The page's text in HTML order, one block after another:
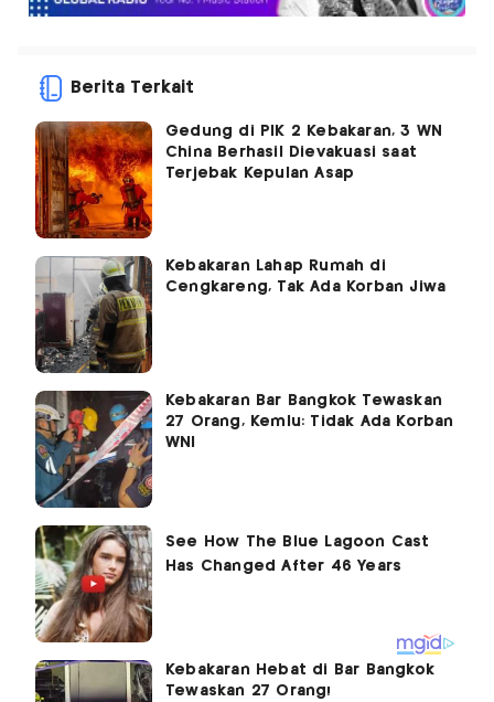
Berita Terkait
Gedung di PIK 2 Kebakaran, 3 WN
China Berhasil Dievakuasi saat
Terjebak Kepulan Asap
Kebakaran Lahap Rumah di
Cengkareng, Tak Ada Korban Jiwa
Kebakaran Bar Bangkok Tewaskan
27 Orang, Kemlu: Tidak Ada Korban
WNI
Kebakaran Hebat di Bar Bangkok
Tewaskan 27 Orang!